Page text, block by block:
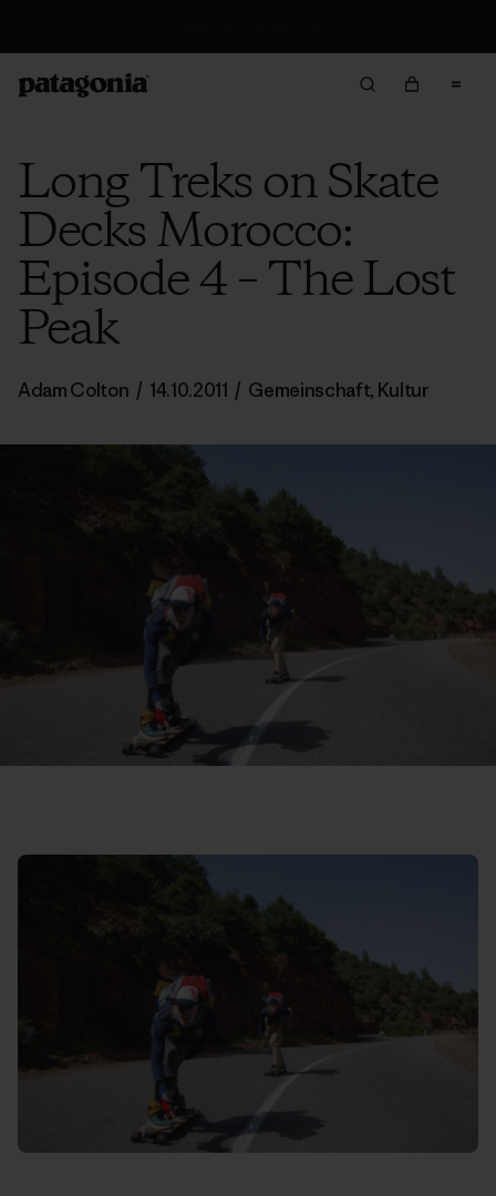
Long Treks on Skate
Decks Morocco:
Episode 4 – The Lost
Peak
Adam Colton / 14.10.2011 / Gemeinschaft, Kultur